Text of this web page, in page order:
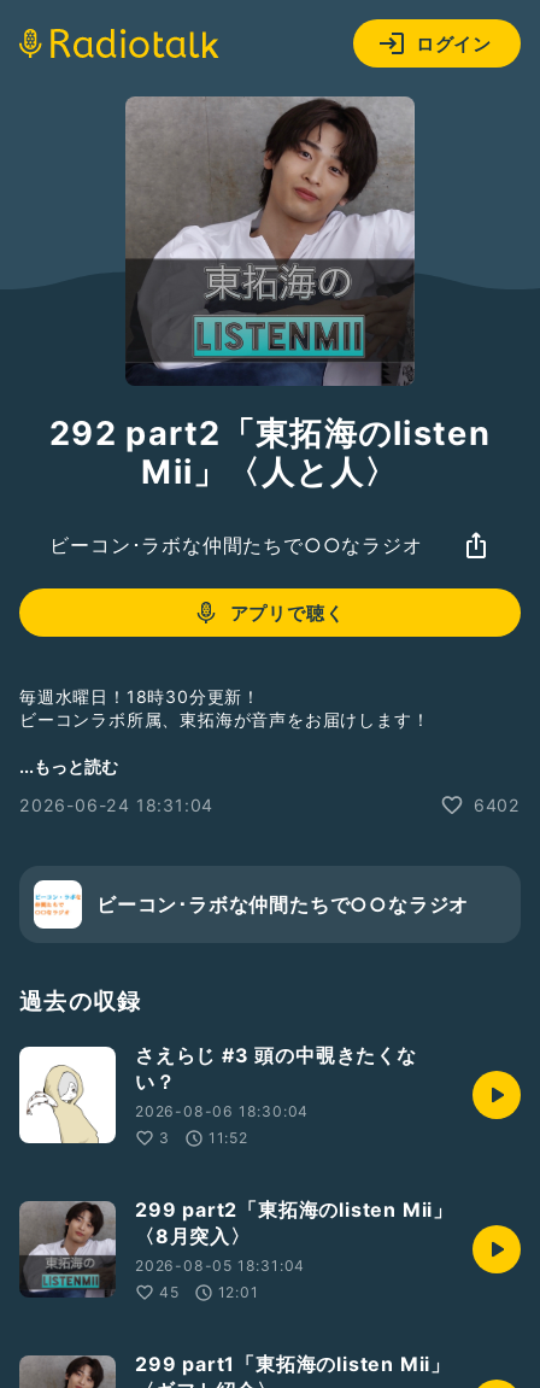
ログイン
292 part2「東拓海のlisten
Mii」〈人と人〉
ビーコン･ラボな仲間たちで○○なラジオ
アプリで聴く
毎週水曜日！18時30分更新！
ビーコンラボ所属、東拓海が音声をお届けします！
人のこと悪くいうのは良くないと
い〜、何も言えん…と、よくなる。
－－－－－－－－
東拓海Instagram
https://instagram.com/higashi_takumi.310
#ビーコンラボエンターテイメント
#ビーコンラボな仲間たちで○○なラジオ
#出演情報
#鬼平犯科帳第9弾密告
#舞台
#カラスウリ
#10月16日〜18日
...もっと読む
2026-06-24 18:31:04
6402
ビーコン･ラボな仲間たちで○○なラジオ
過去の収録
さえらじ #3 頭の中覗きたくな
い？
2026-08-06 18:30:04
3
11:52
299 part2「東拓海のlisten Mii」
〈8月突入〉
2026-08-05 18:31:04
45
12:01
299 part1「東拓海のlisten Mii」